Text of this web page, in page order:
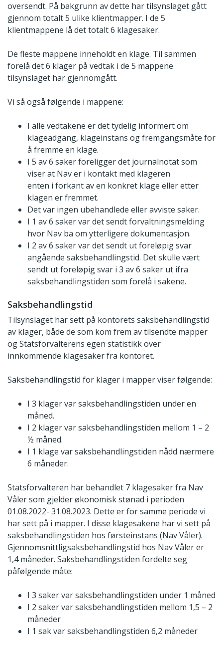
oversendt. På bakgrunn av dette har tilsynslaget gått
gjennom totalt 5 ulike klientmapper. I de 5
klientmappene lå det totalt 6 klagesaker.
De fleste mappene inneholdt en klage. Til sammen
forelå det 6 klager på vedtak i de 5 mappene
tilsynslaget har gjennomgått.
Vi så også følgende i mappene:
I alle vedtakene er det tydelig informert om
klageadgang, klageinstans og fremgangsmåte for
å fremme en klage.
I 5 av 6 saker foreligger det journalnotat som
viser at Nav er i kontakt med klageren
enten i forkant av en konkret klage eller etter
klagen er fremmet.
Det var ingen ubehandlede eller avviste saker.
I 1 av 6 saker var det sendt forvaltningsmelding
hvor Nav ba om ytterligere dokumentasjon.
I 2 av 6 saker var det sendt ut foreløpig svar
angående saksbehandlingstid. Det skulle vært
sendt ut foreløpig svar i 3 av 6 saker ut ifra
saksbehandlingstiden som forelå i sakene.
Saksbehandlingstid
Tilsynslaget har sett på kontorets saksbehandlingstid
av klager, både de som kom frem av tilsendte mapper
og Statsforvalterens egen statistikk over
innkommende klagesaker fra kontoret.
Saksbehandlingstid for klager i mapper viser følgende:
I 3 klager var saksbehandlingstiden under en
måned.
I 2 klager var saksbehandlingstiden mellom 1 – 2
½ måned.
I 1 klage var saksbehandlingstiden nådd nærmere
6 måneder.
Statsforvalteren har behandlet 7 klagesaker fra Nav
Våler som gjelder økonomisk stønad i perioden
01.08.2022- 31.08.2023. Dette er for samme periode vi
har sett på i mapper. I disse klagesakene har vi sett på
saksbehandlingstiden hos førsteinstans (Nav Våler).
Gjennomsnittligsaksbehandlingstid hos Nav Våler er
1,4 måneder. Saksbehandlingstiden fordelte seg
påfølgende måte:
I 3 saker var saksbehandlingstiden under 1 måned
I 2 saker var saksbehandlingstiden mellom 1,5 – 2
måneder
I 1 sak var saksbehandlingstiden 6,2 måneder